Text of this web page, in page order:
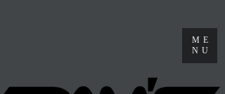
ME
NU